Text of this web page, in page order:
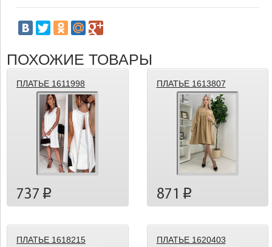
ПОХОЖИЕ ТОВАРЫ
ПЛАТЬЕ 1611998
737 p
ПЛАТЬЕ 1613807
871 p
ПЛАТЬЕ 1618215 ПЛАТЬЕ 1620403